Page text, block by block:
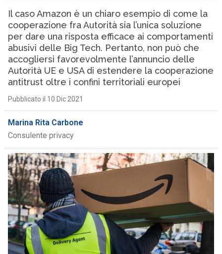
Il caso Amazon è un chiaro esempio di come la
cooperazione fra Autorità sia l’unica soluzione
per dare una risposta efficace ai comportamenti
abusivi delle Big Tech. Pertanto, non può che
accogliersi favorevolmente l’annuncio delle
Autorità UE e USA di estendere la cooperazione
antitrust oltre i confini territoriali europei
Pubblicato il 10 Dic 2021
Marina Rita Carbone
Consulente privacy